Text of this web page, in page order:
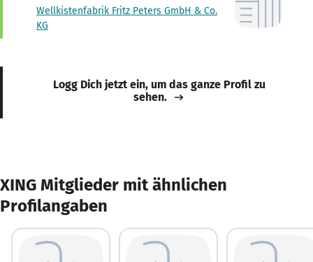
Wellkistenfabrik Fritz Peters GmbH & Co.
KG
Logg Dich jetzt ein, um das ganze Profil zu
sehen.
XING Mitglieder mit ähnlichen
Profilangaben